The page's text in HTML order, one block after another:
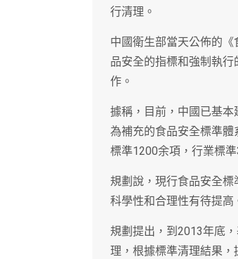
行清理。
中國衛生部當天公佈的
品安全的指標和強制執
作。
據稱，目前，中國已基
為補充的食品安全標準
標準1200余項，行業標準
規劃說，現行食品安全
科學性和合理性有待提高
規劃提出，到2013年底
理，根據標準清理結果